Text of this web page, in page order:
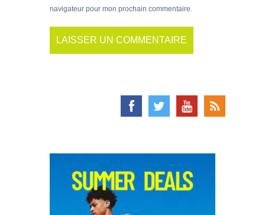
navigateur pour mon prochain commentaire.